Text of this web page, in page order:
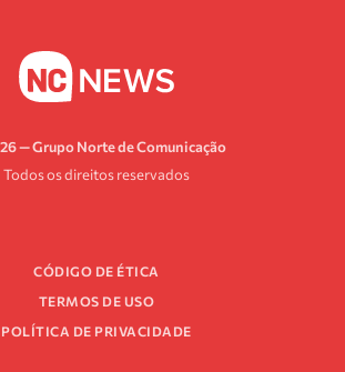
— Grupo Norte de Comunicação
Todos os direitos reservados
CÓDIGO DE ÉTICA
TERMOS DE USO
POLÍTICA DE PRIVACIDADE